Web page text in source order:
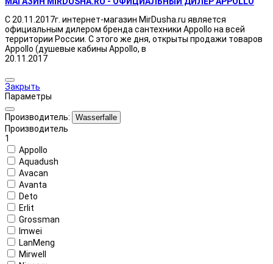
С 20.11.2017г. интернет-магазин MirDusha.ru является
официальным дилером бренда сантехники Appollo на всей
территории России. С этого же дня, открыты продажи товаров
Appollo (душевые кабины Appollo, в
20.11.2017
Закрыть
Параметры
Производитель: Wasserfalle
Производитель
1
Appollo
Aquadush
Avacan
Avanta
Deto
Erlit
Grossman
Imwei
LanMeng
Mirwell